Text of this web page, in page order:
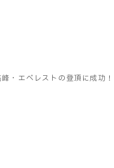
・エベレストの登頂に成功！